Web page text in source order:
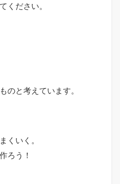
ください。
のと考えています。
くいく。
ろう！